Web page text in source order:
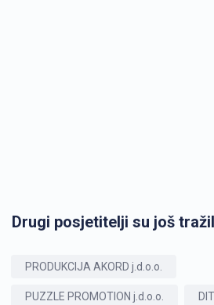
Drugi posjetitelji su još
PRODUKCIJA AKORD j.d.o.o.
PUZZLE PROMOTION j.d.o.o.